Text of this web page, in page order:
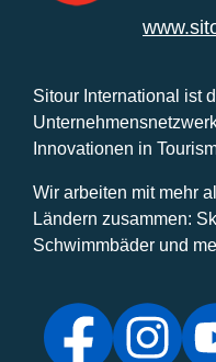
Sitour International ist
Innovationen in
Wir arbeiten mit mehr
Ländern zusammen:
Schwimmbäder und